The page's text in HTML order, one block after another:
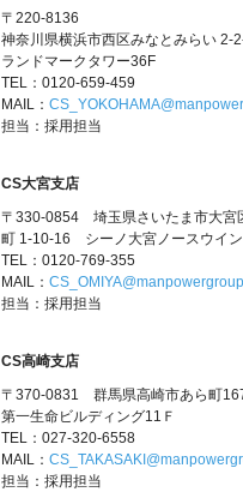
〒220-8136
神奈川県横浜市西区みなとみらい
ランドマークタワー36F
TEL：0120-659-459
MAIL：
担当：採用担当
CS大宮支店
〒330-0854 埼玉県さいたま市大宮
町 1-10-16 シーノ大宮ノースウイ
TEL：0120-769-355
MAIL：
担当：採用担当
CS高崎支店
〒370-0831 群馬県高崎市あら町
第一生命ビルディング11Ｆ
TEL：027-320-6558
MAIL：
担当：採用担当